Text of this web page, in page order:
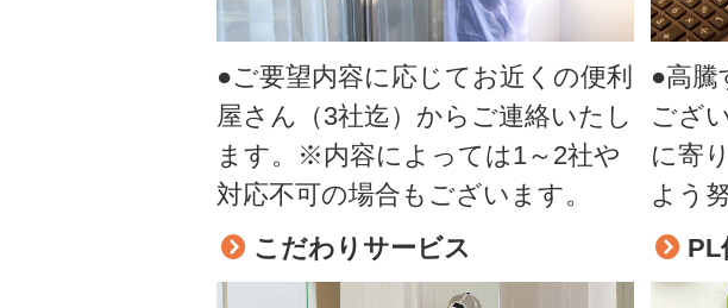
●ご要望内容に応じてお近くの便利
屋さん（3社迄）からご連絡いたし
ます。※内容によっては1～2社や
対応不可の場合もございます。
●高騰
ござ
に寄
よう
こだわりサービス
PL